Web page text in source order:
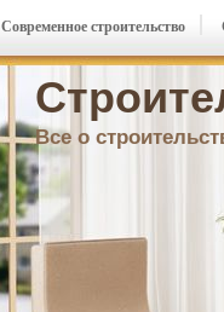
Все о
Современное строительство